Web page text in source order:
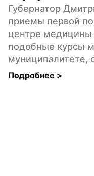
Губернатор
приемы первой
центре медицины
подобные курсы
муниципалитете,
Подробнее >